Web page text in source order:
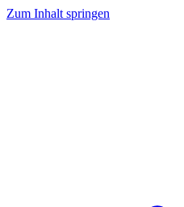
Zum Inhalt springen